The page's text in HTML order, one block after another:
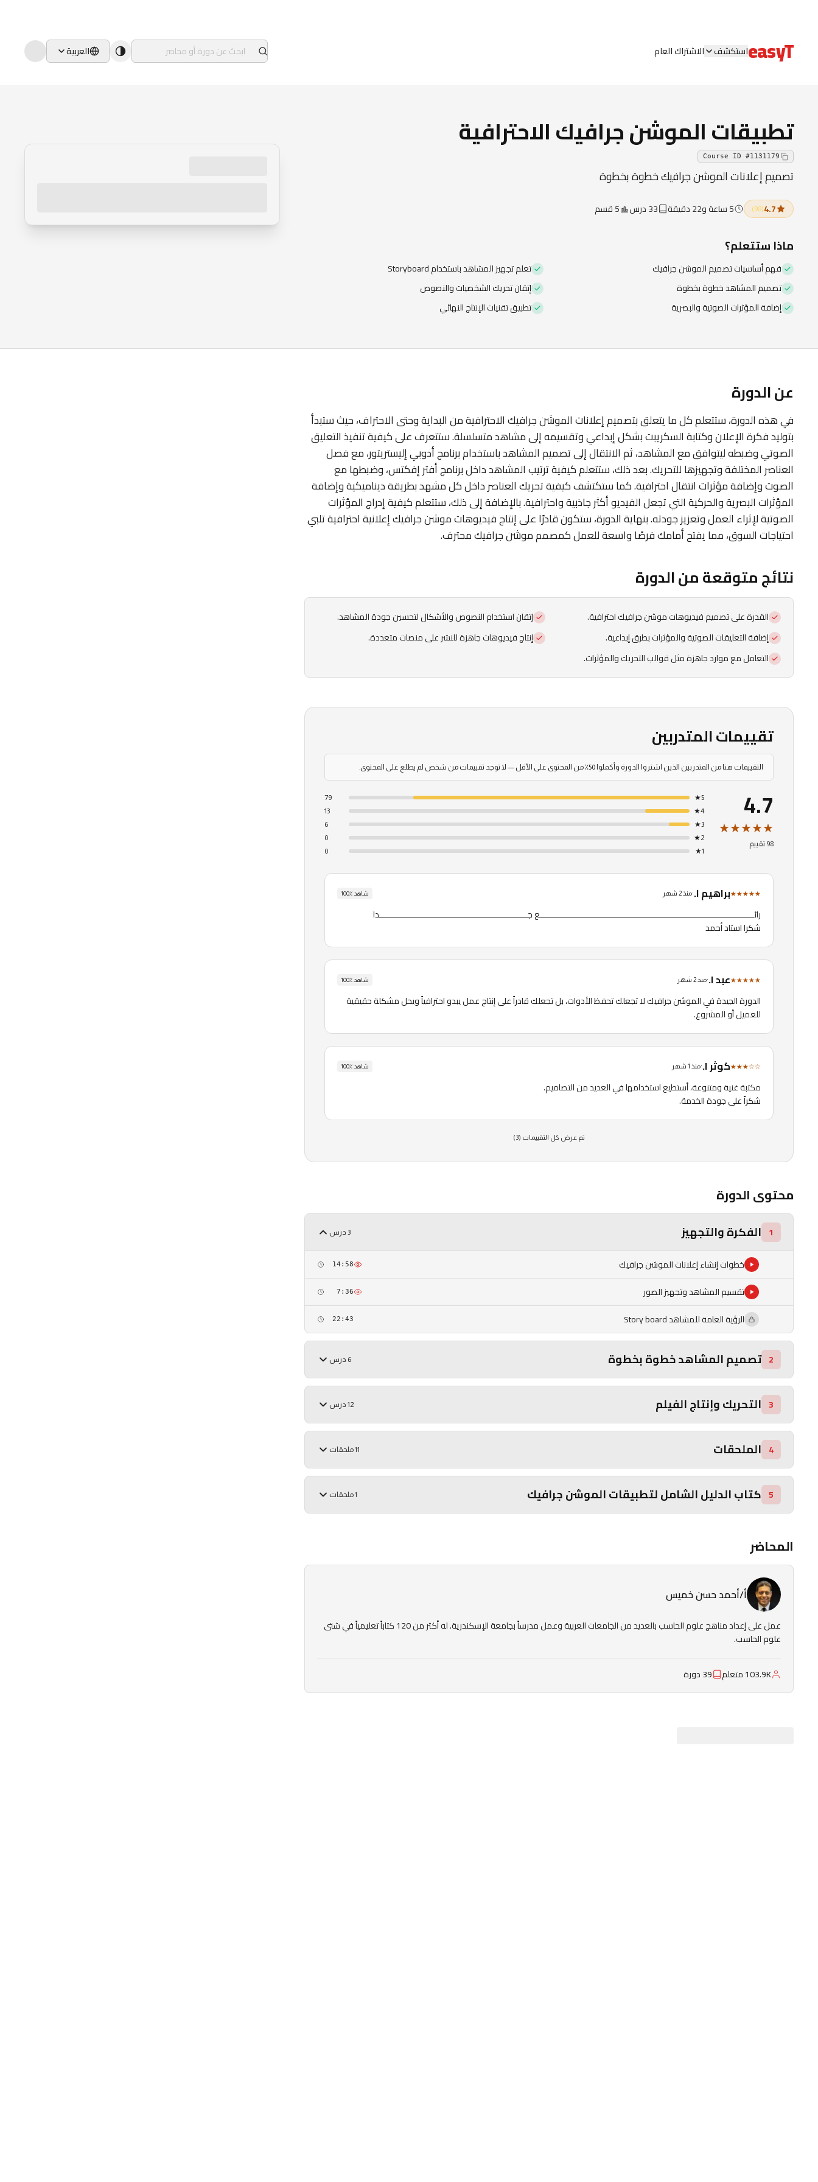
easyTاستكشف الاشتراك العام العربية
تطبيقات الموشن جرافيك الاحترافية
Course ID #1131179
تصميم إعلانات الموشن جرافيك خطوة بخطوة
4.7
(98) 5 ساعة و22 دقيقة 33 درس 5 قسم
ماذا ستتعلم؟
فهم أساسيات تصميم الموشن جرافيك
تعلم تجهيز المشاهد باستخدام Storyboard
تصميم المشاهد خطوة بخطوة
إتقان تحريك الشخصيات والنصوص
إضافة المؤثرات الصوتية والبصرية
تطبيق تقنيات الإنتاج النهائي
عن الدورة
في هذه الدورة، ستتعلم كل ما يتعلق بتصميم إعلانات الموشن جرافيك الاحترافية من البداية وحتى الاحتراف، حيث ستبدأ
بتوليد فكرة الإعلان وكتابة السكريبت بشكل إبداعي وتقسيمه إلى مشاهد متسلسلة. ستتعرف على كيفية تنفيذ التعليق
الصوتي وضبطه ليتوافق مع المشاهد، ثم الانتقال إلى تصميم المشاهد باستخدام برنامج أدوبي إليستريتور، مع فصل
العناصر المختلفة وتجهيزها للتحريك. بعد ذلك، ستتعلم كيفية ترتيب المشاهد داخل برنامج أفتر إفكتس، وضبطها مع
الصوت وإضافة مؤثرات انتقال احترافية. كما ستكتشف كيفية تحريك العناصر داخل كل مشهد بطريقة ديناميكية وإضافة
المؤثرات البصرية والحركية التي تجعل الفيديو أكثر جاذبية واحترافية. بالإضافة إلى ذلك، ستتعلم كيفية إدراج المؤثرات
الصوتية لإثراء العمل وتعزيز جودته. بنهاية الدورة، ستكون قادرًا على إنتاج فيديوهات موشن جرافيك إعلانية احترافية تلبي
احتياجات السوق، مما يفتح أمامك فرصًا واسعة للعمل كمصمم موشن جرافيك محترف.
نتائج متوقعة من الدورة
القدرة على تصميم فيديوهات موشن جرافيك احترافية.
إتقان استخدام النصوص والأشكال لتحسين جودة المشاهد.
إضافة التعليقات الصوتية والمؤثرات بطرق إبداعية.
إنتاج فيديوهات جاهزة للنشر على منصات متعددة.
التعامل مع موارد جاهزة مثل قوالب التحريك والمؤثرات.
تقييمات المتدربين
التقييمات هنا من المتدربين الذين اشتروا الدورة وأكملوا 50٪ من المحتوى على الأقل — لا توجد تقييمات من شخص لم يطلع على المحتوى.
4.7
★★★★★
98 تقييم
5
★
79
4
★
13
3
★
6
2
★
0
1
★
0
★★★★★براهيم ا.·منذ 2 شهر شاهد 100٪
شكرا استاد أحمد
★★★★★عبد ا.·منذ 2 شهر شاهد 100٪
للعميل أو المشروع.
★★★☆☆كوثر ا.·منذ 1 شهر شاهد 100٪
شكراً على جودة الخدمة.
تم عرض كل التقييمات (3
)
محتوى الدورة
1 الفكرة والتجهيز 3 درس
خطوات إنشاء إعلانات الموشن جرافيك 14:58
تقسيم المشاهد وتجهيز الصور 7:36
الرؤية العامة للمشاهد Story board 22:43
2 تصميم المشاهد خطوة بخطوة 6 درس
3 التحريك وإنتاج الفيلم 12 درس
4 الملحقات 11 ملحقات
5 كتاب الدليل الشامل لتطبيقات الموشن جرافيك 1 ملحقات
المحاضر
أ/أحمد حسن خميس
عمل على إعداد مناهج علوم الحاسب بالعديد من الجامعات العربية وعمل مدرساً بجامعة الإسكندرية. له أكثر من 120 كتاباً تعليمياً في شتى
علوم الحاسب.
103.9K متعلم 39 دورة